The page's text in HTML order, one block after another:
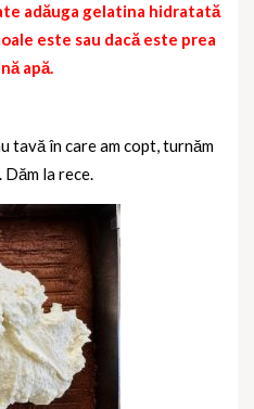
adăuga gelatina hidratată
este sau dacă este prea
apă.
tavă în care am copt, turnăm
Dăm la rece.